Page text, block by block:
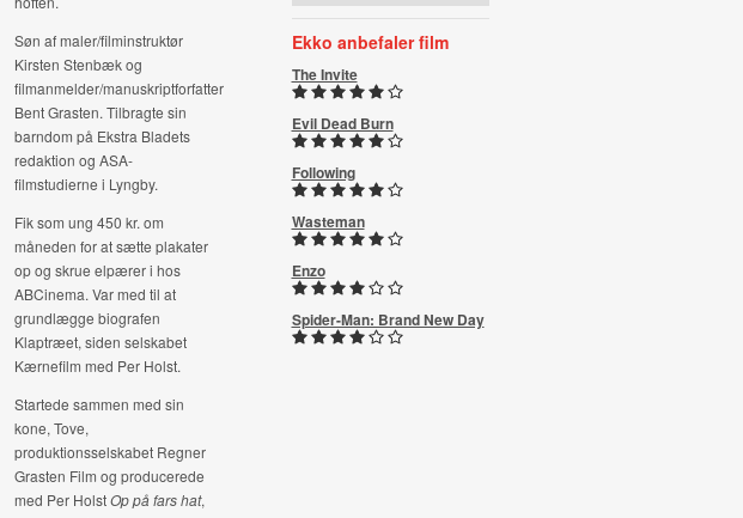
Søn af maler/filminstruktør
Kirsten Stenbæk og
filmanmelder/manuskriptforfatter
Bent Grasten. Tilbragte sin
barndom på Ekstra Bladets
redaktion og ASA-
filmstudierne i Lyngby.
Fik som ung 450 kr. om
måneden for at sætte plakater
op og skrue elpærer i hos
ABCinema. Var med til at
grundlægge biografen
Klaptræet, siden selskabet
Kærnefilm med Per Holst.
Startede sammen med sin
kone, Tove,
produktionsselskabet Regner
Grasten Film og producerede
med Per HolstOp på fars hat,
Ekko anbefaler film
The Invite
Evil Dead Burn
Following
Wasteman
Enzo
Spider-Man: Brand New Day